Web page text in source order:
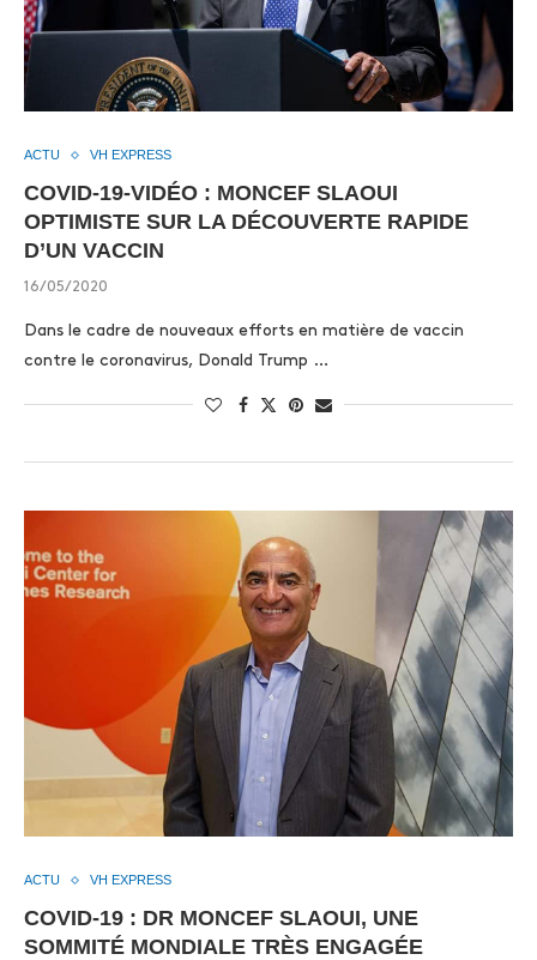
ACTU VH EXPRESS
COVID-19-VIDÉO : MONCEF SLAOUI
OPTIMISTE SUR LA DÉCOUVERTE RAPIDE
D’UN VACCIN
16/05/2020
Dans le cadre de nouveaux efforts en matière de vaccin
contre le coronavirus, Donald Trump …
ACTU VH EXPRESS
COVID-19 : DR MONCEF SLAOUI, UNE
SOMMITÉ MONDIALE TRÈS ENGAGÉE